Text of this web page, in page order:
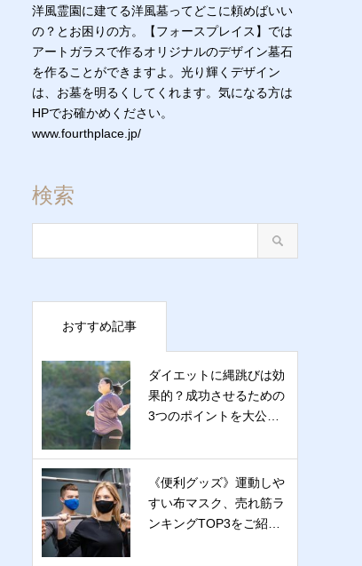
洋風霊園に建てる洋風墓ってどこに頼めばいい
の？とお困りの方。【フォースプレイス】では
アートガラスで作るオリジナルのデザイン墓石
を作ることができますよ。光り輝くデザイン
は、お墓を明るくしてくれます。気になる方は
HPでお確かめください。
www.fourthplace.jp/
検索
おすすめ記事
ダイエットに縄跳びは効
果的？成功させるための
3つのポイントを大公…
《便利グッズ》運動しや
すい布マスク、売れ筋ラ
ンキングTOP3をご紹…